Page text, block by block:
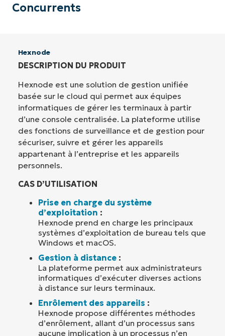
Concurrents
Hexnode
DESCRIPTION DU PRODUIT
Hexnode est une solution de gestion unifiée
basée sur le cloud qui permet aux équipes
informatiques de gérer les terminaux à partir
d’une console centralisée. La plateforme utilise
des fonctions de surveillance et de gestion pour
sécuriser, suivre et gérer les appareils
appartenant à l’entreprise et les appareils
personnels.
CAS D’UTILISATION
Prise en charge du système
d’exploitation :
Hexnode prend en charge les principaux
systèmes d’exploitation de bureau tels que
Windows et macOS.
Gestion à distance :
La plateforme permet aux administrateurs
informatiques d’exécuter diverses actions
à distance sur leurs terminaux.
Enrôlement des appareils :
Hexnode propose différentes méthodes
d’enrôlement, allant d’un processus sans
aucune implication à un processus n’en